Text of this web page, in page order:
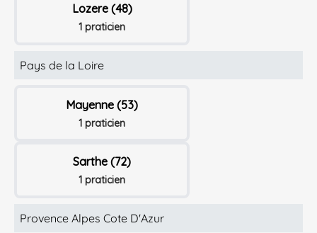
Lozere (48)
1 praticien
Pays de la Loire
Mayenne (53)
1 praticien
Sarthe (72)
1 praticien
Provence Alpes Cote D'Azur